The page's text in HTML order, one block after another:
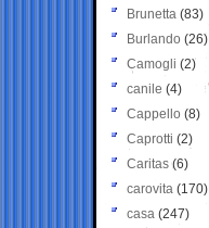
Brunetta (83)
Burlando (26)
Camogli (2)
canile (4)
Cappello (8)
Caprotti (2)
Caritas (6)
carovita (170)
casa (247)